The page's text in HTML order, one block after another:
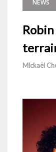
NEWS
Mickaël